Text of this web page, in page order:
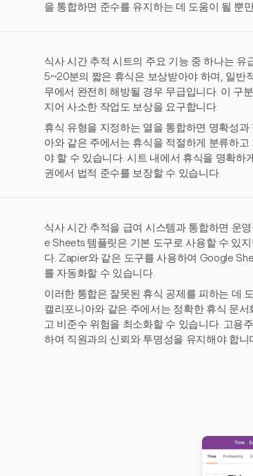
을 통합하면 준수를 유지하는 데 도움이 될 뿐
식사 시간 추적 시트의 주요 기능 중 하나는 유
5~20분의 짧은 휴식은 보상받아야 하며, 일반
무에서 완전히 해방될 경우 무급입니다. 이 구
지어 사소한 작업도 보상을 요구합니다.
휴식 유형을 지정하는 열을 통합하면 명확성
아와 같은 주에서는 휴식을 적절하게 분류하
야 할 수 있습니다. 시트 내에서 휴식을 명확
권에서 법적 준수를 보장할 수 있습니다.
식사 시간 추적을 급여 시스템과 통합하면 운
e Sheets 템플릿은 기본 도구로 사용할 수 있
다. Zapier와 같은 도구를 사용하여 Google
를 자동화할 수 있습니다.
이러한 통합은 잘못된 휴식 공제를 피하는 데
캘리포니아와 같은 주에서는 정확한 휴식 문
고 비준수 위험을 최소화할 수 있습니다. 고용
하여 직원과의 신뢰와 투명성을 유지해야 합니